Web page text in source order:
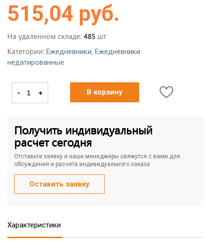
515,04 руб.
На удаленном складе: 485 шт
Категории: Ежедневники, Ежедневники
недатированные
- + В корзину
Получить индивидуальный
расчет сегодня
Отставьте заявку и наши менеджеры свяжутся с вами для
обсуждения и расчета индивидуального заказа
Оставить заявку
Характеристики